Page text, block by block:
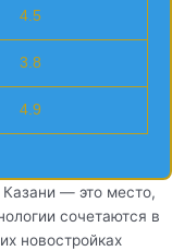
4.5
3.8
4.9
— это место,
сочетаются в
новостройках